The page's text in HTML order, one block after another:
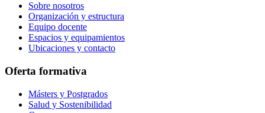
Sobre nosotros
Organización y estructura
Equipo docente
Espacios y equipamientos
Ubicaciones y contacto
Oferta formativa
Másters y Postgrados
Salud y Sostenibilidad